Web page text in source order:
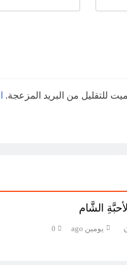
للتقليل من البريد المزعجة.
الشَّام
يومين ago 0